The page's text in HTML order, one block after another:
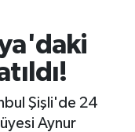
Şişli'de 24
Aynur